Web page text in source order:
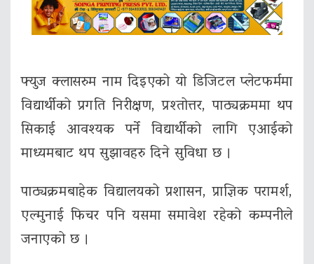
फ्युज क्लासरुम नाम दिइएको यो डिजिटल प्लेटफर्ममा
विद्यार्थीको प्रगति निरीक्षण, प्रश्तोत्तर, पाठ्यक्रममा थप
सिकाई आवश्यक पर्ने विद्यार्थीको लागि एआईको
माध्यमबाट थप सुझावहरु दिने सुविधा छ ।
पाठ्यक्रमबाहेक विद्यालयको प्रशासन, प्राज्ञिक परामर्श,
एल्मुनाई फिचर पनि यसमा समावेश रहेको कम्पनीले
जनाएको छ ।